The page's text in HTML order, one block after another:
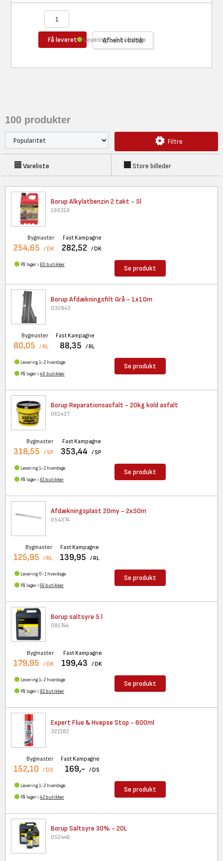
Få leveret Afhent i butik
Levering 1-2 hverdage
100 produkter
Filtre
Vareliste Store billeder
Borup Alkylatbenzin 2 takt - 5l
199319
Bygmaster
254,65 / DK
Fast Kampagne
282,52 / DK
På lager i 63 butikker Se produkt
Borup Afdækningsfilt Grå - 1x10m
032843
Bygmaster
80,05 / RL
Fast Kampagne
88,35 / RL
Levering 1-2 hverdage
På lager i 40 butikker
Se produkt
Borup Reparationsasfalt - 20kg kold asfalt
061437
Bygmaster
318,55 / SP
Fast Kampagne
353,44 / SP
Levering 1-2 hverdage
På lager i 61 butikker
Se produkt
Afdækningsplast 20my - 2x50m
054374
Bygmaster
125,95 / RL
Fast Kampagne
139,95 / RL
Levering 0-1 hverdage
På lager i 56 butikker
Se produkt
Borup saltsyre 5 l
081744
Bygmaster
179,95 / DK
Fast Kampagne
199,43 / DK
Levering 1-2 hverdage
På lager i 62 butikker
Se produkt
Expert Flue & Hvepse Stop - 600ml
322182
Bygmaster
152,10 / DS
Fast Kampagne
169,- / DS
Levering 1-2 hverdage
På lager i 42 butikker
Se produkt
Borup Saltsyre 30% - 20L
052446